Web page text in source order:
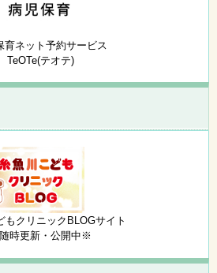
育ネット予約サービス
TeOTe(テオテ)
もクリニックBLOGサイト
時更新・公開中※